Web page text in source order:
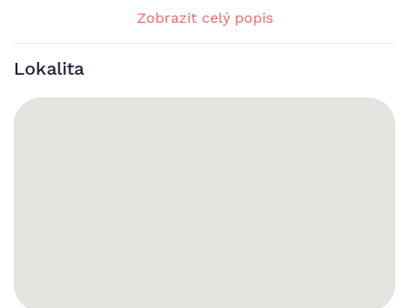
skříní. Kromě velké chodby je ještě malá místnost, kde
může být uložená pračka. Toaleta je samostatná.
Nastěhování je možné ihned. Pro více informací či
domluvení prohlídky mě kontaktujte. Mluvím česky, anglicky
Zobrazit celý popis
Lokalita